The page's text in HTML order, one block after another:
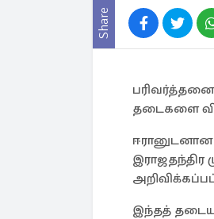
Share
தடைகளை
இராஜதந்திர
இந்தத்